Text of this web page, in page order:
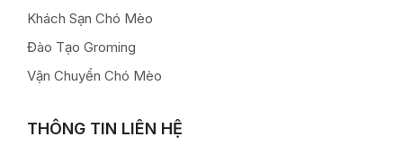
Khách Sạn Chó Mèo
Đào Tạo Groming
Vận Chuyển Chó Mèo
THÔNG TIN LIÊN HỆ